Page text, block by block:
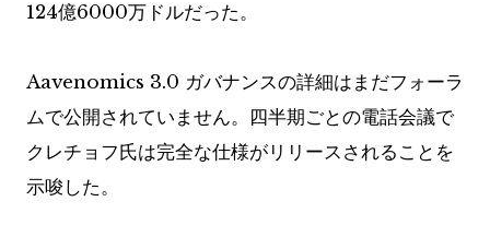
124億6000万ドルだった。
Aavenomics 3.0 ガバナンスの詳細はまだフォーラ
ムで公開されていません。四半期ごとの電話会議で
クレチョフ氏は完全な仕様がリリースされることを
示唆した。